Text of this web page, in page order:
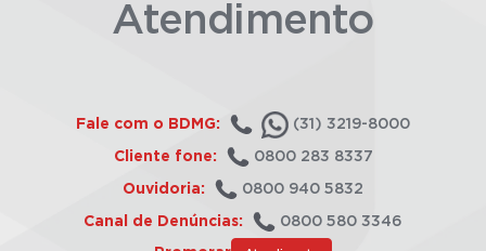
Atendimento
Fale com o BDMG: (31) 3219-8000
Cliente fone: 0800 283 8337
Ouvidoria: 0800 940 5832
Canal de Denúncias: 0800 580 3346